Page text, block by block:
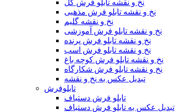
نخ و نقشه تابلو فرش گل
نخ و نقشه تابلو فرش مذهبی
نخ و نقشه گلیم
نخ و نقشه تابلو فرش آموزشی
نخ و نقشه تابلو فرش پرنده
نخ و نقشه تابلو فرش اسب
نخ و نقشه تابلو فرش کوچه باغ
نخ و نقشه تابلو فرش شکارگاه
تبدیل عکس به نخ و نقشه
تابلوفرش
تابلو فرش دستباف
تبدیل عکس به تابلو فرش دستباف